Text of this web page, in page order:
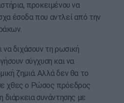
προκειμένου να
έσοδα που αντλεί από την
να διχάσουν τη ρωσική
σύγχυση και να
ζημιά. Αλλά δεν θα το
χθες ο Ρώσος πρόεδρος
διάρκεια συνάντησης με